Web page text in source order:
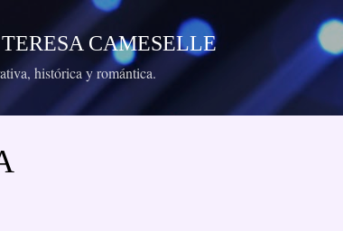
Ir al contenido principal
CAMESELLE
histórica y romántica.